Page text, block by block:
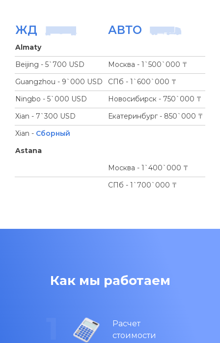
ЖД АВТО
Almaty
Beijing - 5`700 USD
Москва - 1`500`000 ₸
Guangzhou - 9`000 USD
СПб - 1`600`000 ₸
Ningbo - 5`000 USD
Новосибирск - 750`000 ₸
Xian - 7`300 USD
Екатеринбург - 850`000 ₸
Xian - Сборный
Astana
Москва - 1`400`000 ₸
СПб - 1`700`000 ₸
Как мы работаем
Расчет
стоимости